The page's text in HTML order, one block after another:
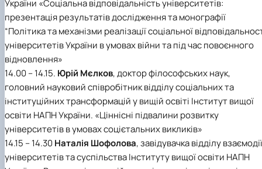
України «Соціальна відповідальність університетів:
презентація результатів дослідження та монографії
“Політика та механізми реалізації соціальної
університетів України в умовах війни та під час повоєнного
відновлення»
14.00 – 14.15. Юрій Мєлков, доктор філософських наук,
головний науковий співробітник відділу соціальних та
інституційних трансформацій у вищій освіті Інститут вищої
освіти НАПН України. «Ціннісні підвалини розвитку
університетів в умовах соцієтальних викликів»
14.15 – 14.30 Наталія Шофолова, завідувачка відділу взаємодії
університетів та суспільства Інституту вищої освіти НАПН